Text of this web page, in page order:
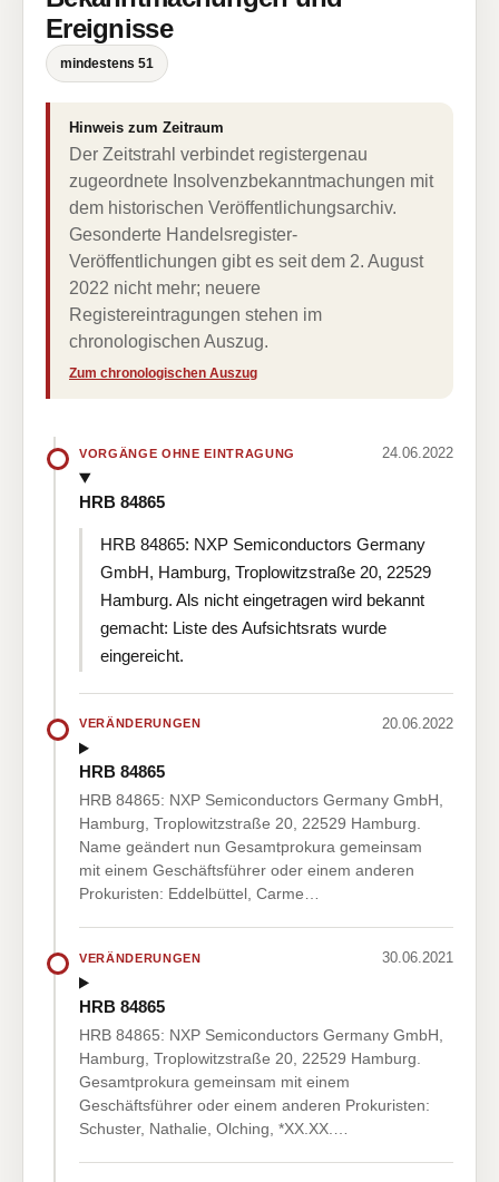
Ereignisse
mindestens 51
Hinweis zum Zeitraum
Der Zeitstrahl verbindet registergenau
zugeordnete Insolvenzbekanntmachungen mit
dem historischen Veröffentlichungsarchiv.
Gesonderte Handelsregister-
Veröffentlichungen gibt es seit dem 2. August
2022 nicht mehr; neuere
Registereintragungen stehen im
chronologischen Auszug.
Zum chronologischen Auszug
VORGÄNGE OHNE EINTRAGUNG 24.06.2022
HRB 84865
HRB 84865: NXP Semiconductors Germany
GmbH, Hamburg, Troplowitzstraße 20, 22529
Hamburg. Als nicht eingetragen wird bekannt
gemacht: Liste des Aufsichtsrats wurde
eingereicht.
VERÄNDERUNGEN 20.06.2022
HRB 84865
HRB 84865: NXP Semiconductors Germany GmbH,
Hamburg, Troplowitzstraße 20, 22529 Hamburg.
Name geändert nun Gesamtprokura gemeinsam
mit einem Geschäftsführer oder einem anderen
Prokuristen: Eddelbüttel, Carme…
VERÄNDERUNGEN 30.06.2021
HRB 84865
HRB 84865: NXP Semiconductors Germany GmbH,
Hamburg, Troplowitzstraße 20, 22529 Hamburg.
Gesamtprokura gemeinsam mit einem
Geschäftsführer oder einem anderen Prokuristen:
Schuster, Nathalie, Olching, *XX.XX.…